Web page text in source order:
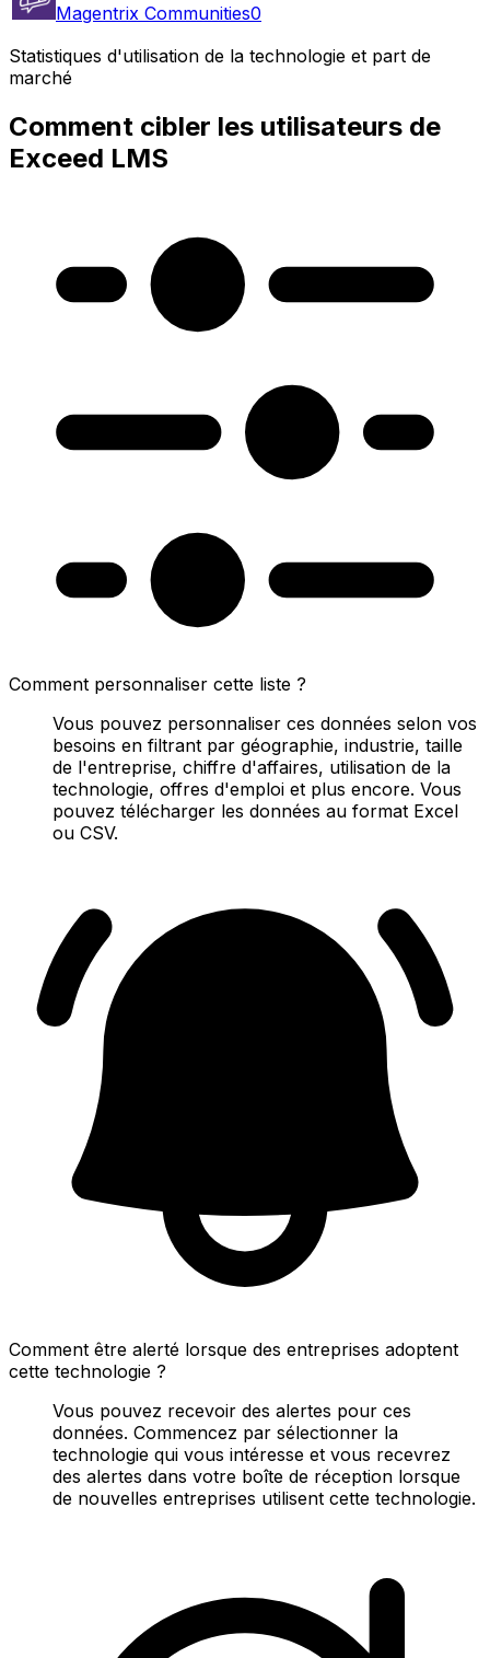
Magentrix Communities0
Statistiques d'utilisation de la technologie et part de
marché
Comment cibler les utilisateurs de
Exceed LMS
Comment personnaliser cette liste ?
Vous pouvez personnaliser ces données selon vos
besoins en filtrant par géographie, industrie, taille
de l'entreprise, chiffre d'affaires, utilisation de la
technologie, offres d'emploi et plus encore. Vous
pouvez télécharger les données au format Excel
ou CSV.
Comment être alerté lorsque des entreprises adoptent
cette technologie ?
Vous pouvez recevoir des alertes pour ces
données. Commencez par sélectionner la
technologie qui vous intéresse et vous recevrez
des alertes dans votre boîte de réception lorsque
de nouvelles entreprises utilisent cette technologie.